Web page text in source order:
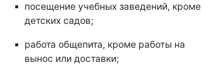
посещение учебных заведений, кроме
детских садов;
работа общепита, кроме работы на
вынос или доставки;